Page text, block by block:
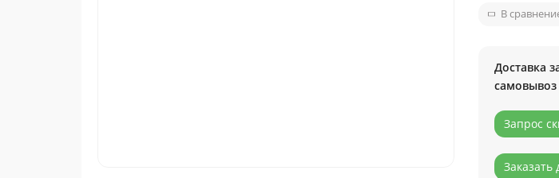
В
Доставка
самовывоз
Запрос
Заказать